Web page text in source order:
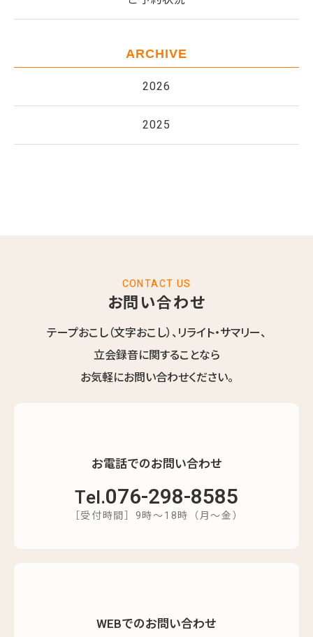
ARCHIVE
2026
2025
CONTACT US
お問い合わせ
テープおこし（文字おこし）、リライト・サマリー、
立会録音に関することなら
お気軽にお問い合わせください。
お電話でのお問い合わせ
Tel.076-298-8585
［受付時間］9時～18時（月～金）
WEBでのお問い合わせ